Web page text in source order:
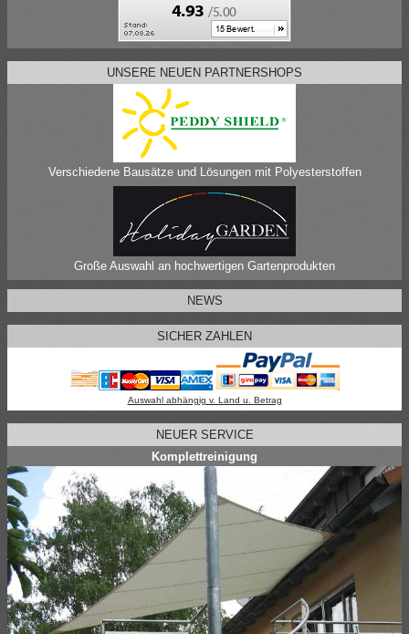
UNSERE NEUEN PARTNERSHOPS
Verschiedene Bausätze und Lösungen mit Polyesterstoffen
Große Auswahl an hochwertigen Gartenprodukten
NEWS
SICHER ZAHLEN
Auswahl abhängig v. Land u. Betrag
NEUER SERVICE
Komplettreinigung